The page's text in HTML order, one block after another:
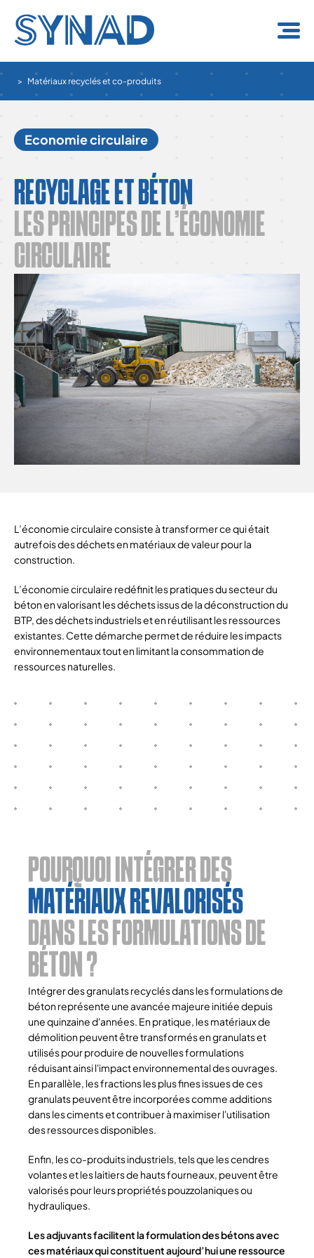
Matériaux recyclés et co-produits
Economie circulaire
RECYCLAGE ET BÉTON
LES PRINCIPES DE L’ÉCONOMIE
CIRCULAIRE
L’économie circulaire consiste à transformer ce qui était
autrefois des déchets en matériaux de valeur pour la
construction.
L’économie circulaire redéfinit les pratiques du secteur du
béton en valorisant les déchets issus de la déconstruction du
BTP, des déchets industriels et en réutilisant les ressources
existantes. Cette démarche permet de réduire les impacts
environnementaux tout en limitant la consommation de
ressources naturelles.
POURQUOI INTÉGRER DES
MATÉRIAUX REVALORISÉS
DANS LES FORMULATIONS DE
BÉTON ?
Intégrer des granulats recyclés dans les formulations de
béton représente une avancée majeure initiée depuis
une quinzaine d'années. En pratique, les matériaux de
démolition peuvent être transformés en granulats et
utilisés pour produire de nouvelles formulations
réduisant ainsi l'impact environnemental des ouvrages.
En parallèle, les fractions les plus fines issues de ces
granulats peuvent être incorporées comme additions
dans les ciments et contribuer à maximiser l'utilisation
des ressources disponibles.
Enfin, les co-produits industriels, tels que les cendres
volantes et les laitiers de hauts fourneaux, peuvent être
valorisés pour leurs propriétés pouzzolaniques ou
hydrauliques.
Les adjuvants facilitent la formulation des bétons avec
ces matériaux qui constituent aujourd’hui une ressource